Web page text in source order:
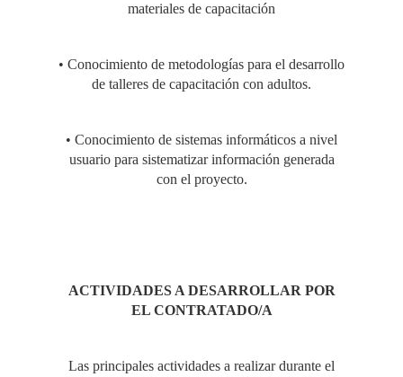
materiales de capacitación
• Conocimiento de metodologías para el desarrollo
de talleres de capacitación con adultos.
• Conocimiento de sistemas informáticos a nivel
usuario para sistematizar información generada
con el proyecto.
ACTIVIDADES A DESARROLLAR POR
EL CONTRATADO/A
Las principales actividades a realizar durante el